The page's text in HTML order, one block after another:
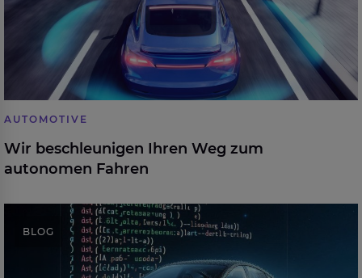
AUTOMOTIVE
Wir beschleunigen Ihren Weg zum
autonomen Fahren
AUTOSAR und RUST: Das neue Dream-Team für
Software-definierte Fahrzeuge?
BLOG